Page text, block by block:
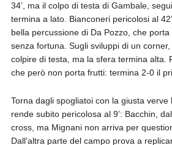
34’, ma il colpo di testa di Gambale,
termina a lato. Bianconeri pericolosi al
bella percussione di Da Pozzo, che
senza fortuna. Sugli sviluppi di un
colpire di testa, ma la sfera termina alta.
che però non porta frutti: termina 2-0 il
Torna dagli spogliatoi con la giusta verve
rende subito pericolosa al 9’: Bacchin,
cross, ma Mignani non arriva per
Dall’altra parte del campo prova a